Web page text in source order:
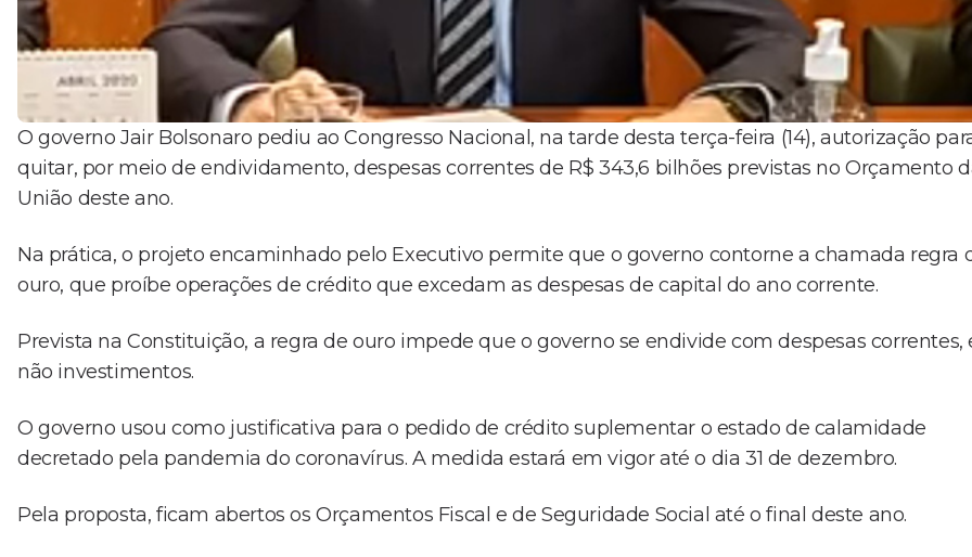
O governo Jair Bolsonaro pediu ao Congresso Nacional, na tarde desta terça-feira (14), autorização
quitar, por meio de endividamento, despesas correntes de R$ 343,6 bilhões previstas no Orçamento
União deste ano.
Na prática, o projeto encaminhado pelo Executivo permite que o governo contorne a chamada regra
ouro, que proíbe operações de crédito que excedam as despesas de capital do ano corrente.
Prevista na Constituição, a regra de ouro impede que o governo se endivide com despesas correntes,
não investimentos.
O governo usou como justificativa para o pedido de crédito suplementar o estado de calamidade
decretado pela pandemia do coronavírus. A medida estará em vigor até o dia 31 de dezembro.
Pela proposta, ficam abertos os Orçamentos Fiscal e de Seguridade Social até o final deste ano.